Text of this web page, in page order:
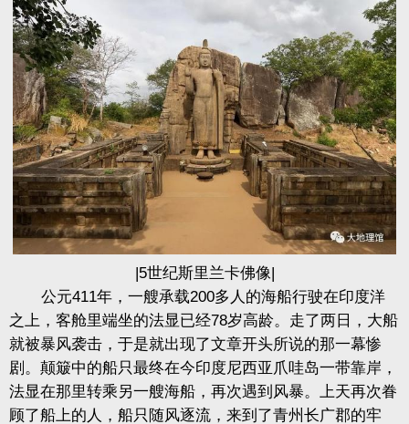
|5世纪斯里兰卡佛像|
公元411年，一艘承载200多人的海船行驶在印度洋
之上，客舱里端坐的法显已经78岁高龄。走了两日，大船
就被暴风袭击，于是就出现了文章开头所说的那一幕惨
剧。颠簸中的船只最终在今印度尼西亚爪哇岛一带靠岸，
法显在那里转乘另一艘海船，再次遇到风暴。上天再次眷
顾了船上的人，船只随风逐流，来到了青州长广郡的牢